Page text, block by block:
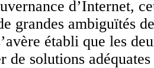
d’Internet,
grandes ambiguïtés
établi que les
de solutions